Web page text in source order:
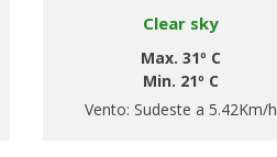
Clear sky
Max. 31º C
Min. 21º C
Vento: Sudeste a 5.42Km/h